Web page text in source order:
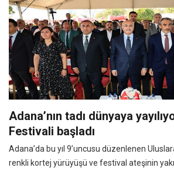
Adana’nın tadı dünyaya
Festivali başladı
Adana’da bu yıl 9’uncusu düzenlenen
renkli kortej yürüyüşü ve festival ateşinin